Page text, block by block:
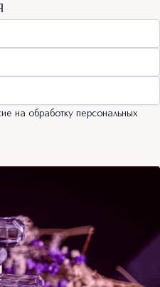
на обработку персональных